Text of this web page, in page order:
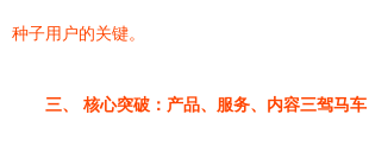
种子用户的关键。
三、 核心突破：产品、服务、内容三驾马车